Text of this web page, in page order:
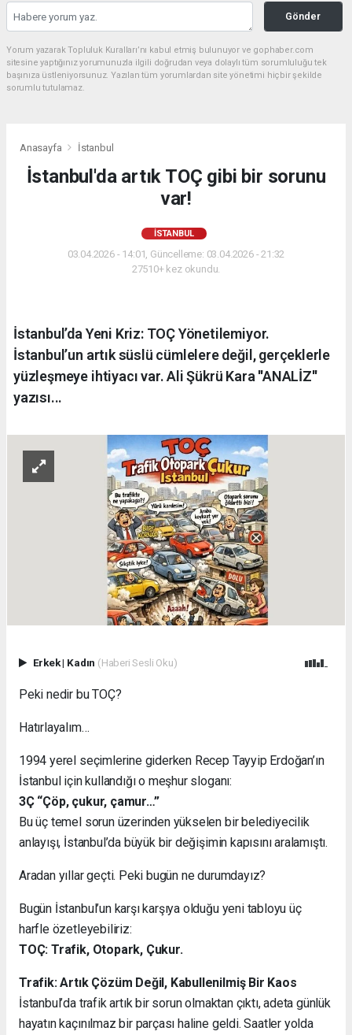
Gönder
Yorum yazarak Topluluk Kuralları’nı kabul etmiş bulunuyor ve gophaber.com
sitesine yaptığınız yorumunuzla ilgili doğrudan veya dolaylı tüm sorumluluğu tek
başınıza üstleniyorsunuz. Yazılan tüm yorumlardan site yönetimi hiçbir şekilde
sorumlu tutulamaz.
Anasayfa İstanbul
İstanbul'da artık TOÇ gibi bir sorunu
var!
İSTANBUL
03.04.2026 - 14:01, Güncelleme: 03.04.2026 - 21:32
27510+ kez okundu.
İstanbul’da Yeni Kriz: TOÇ Yönetilemiyor.
İstanbul’un artık süslü cümlelere değil, gerçeklerle
yüzleşmeye ihtiyacı var. Ali Şükrü Kara ''ANALİZ''
yazısı...
Erkek| Kadın (Haberi Sesli Oku)
Peki nedir bu TOÇ?
Hatırlayalım…
1994 yerel seçimlerine giderken Recep Tayyip Erdoğan’ın
İstanbul için kullandığı o meşhur sloganı:
3Ç “Çöp, çukur, çamur…”
Bu üç temel sorun üzerinden yükselen bir belediyecilik
anlayışı, İstanbul’da büyük bir değişimin kapısını aralamıştı.
Aradan yıllar geçti. Peki bugün ne durumdayız?
Bugün İstanbul’un karşı karşıya olduğu yeni tabloyu üç
harfle özetleyebiliriz:
TOÇ: Trafik, Otopark, Çukur.
Trafik: Artık Çözüm Değil, Kabullenilmiş Bir Kaos
İstanbul’da trafik artık bir sorun olmaktan çıktı, adeta günlük
hayatın kaçınılmaz bir parçası haline geldi. Saatler yolda